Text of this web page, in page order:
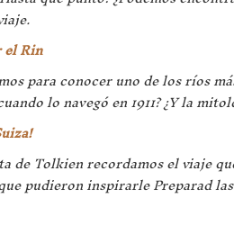
Rin
para conocer uno de los ríos
lo navegó en 1911? ¿Y la
de Tolkien recordamos el viaje
pudieron inspirarle Preparad